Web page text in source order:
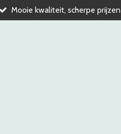
Mooie kwaliteit, scherpe prijzen